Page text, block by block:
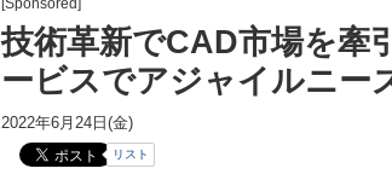
[Sponsored]
技術革新でCAD市場を牽
ービスでアジャイルニー
2022年6月24日(金)
リスト